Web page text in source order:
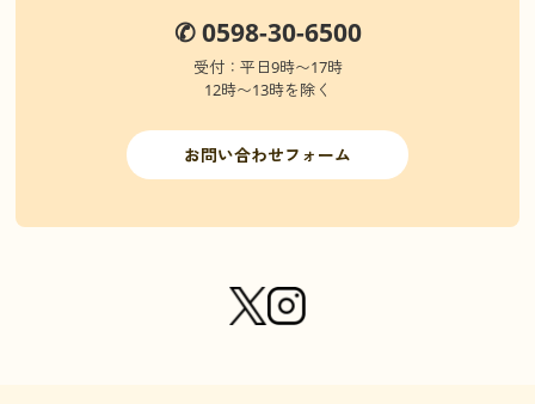
✆ 0598-30-6500
受付：平日9時〜17時
12時〜13時を除く
お問い合わせフォーム